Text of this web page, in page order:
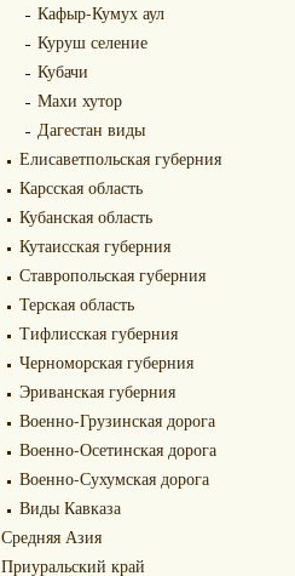
Кафыр-Кумух аул
Куруш селение
Кубачи
Махи хутор
Дагестан виды
Елисаветпольская губерния
Карсская область
Кубанская область
Кутаисская губерния
Ставропольская губерния
Терская область
Тифлисская губерния
Черноморская губерния
Эриванская губерния
Военно-Грузинская дорога
Военно-Осетинская дорога
Военно-Сухумская дорога
Виды Кавказа
Средняя Азия
Приуральский край